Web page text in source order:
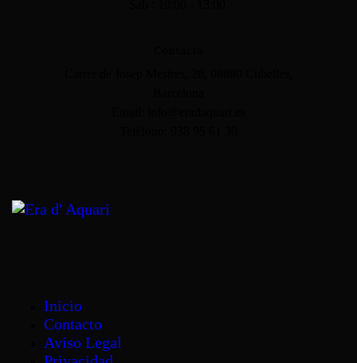
Inicio
Contacto
Aviso Legal